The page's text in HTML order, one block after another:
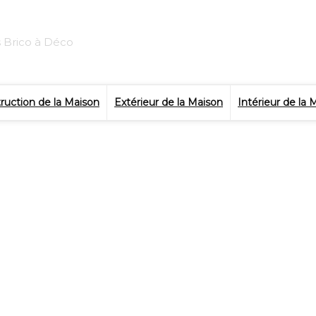
Brico à Déco
de la Maison Extérieur de la Maison Intérieur de la